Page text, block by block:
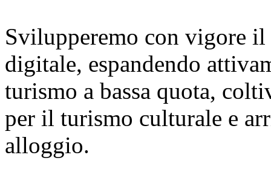
Svilupperemo con vigore
digitale, espandendo
turismo a bassa quota,
per il turismo culturale e
alloggio.